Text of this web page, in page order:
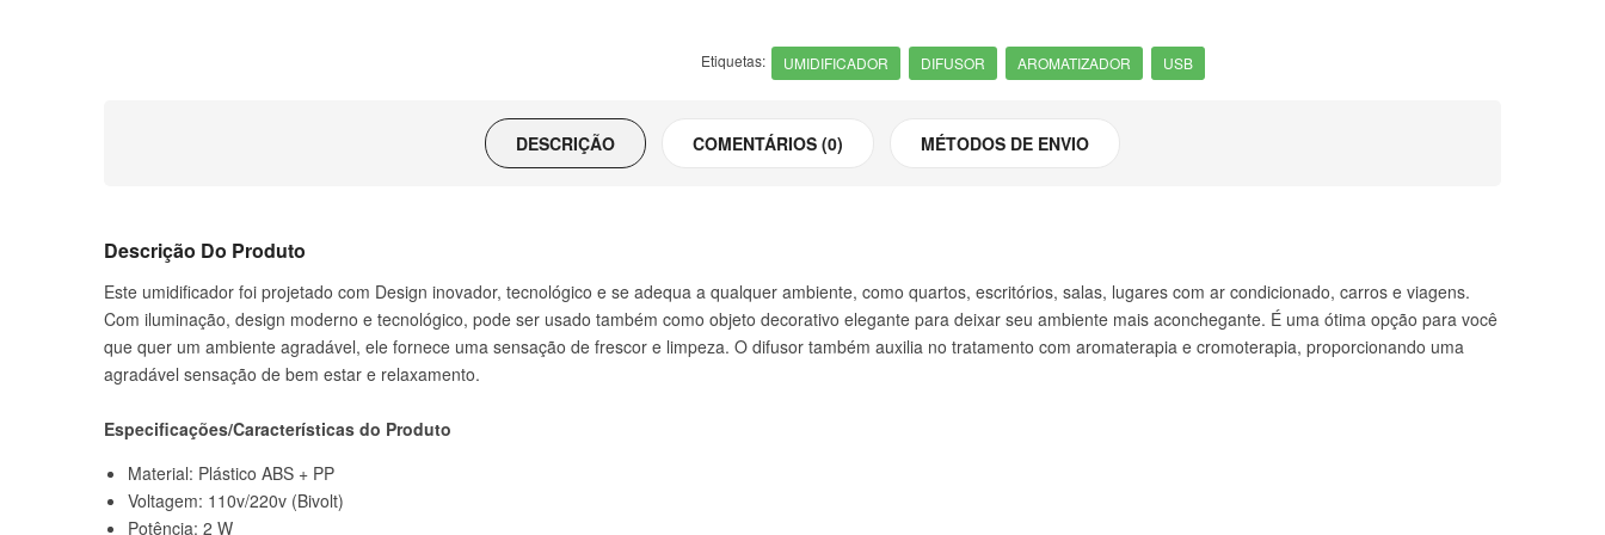
Etiquetas: UMIDIFICADOR DIFUSOR AROMATIZADOR USB
DESCRIÇÃO COMENTÁRIOS (0) MÉTODOS DE ENVIO
Descrição Do Produto
Este umidificador foi projetado com Design inovador, tecnológico e se adequa a qualquer ambiente, como quartos, escritórios, salas, lugares com ar condicionado, carros e viagens.
Com iluminação, design moderno e tecnológico, pode ser usado também como objeto decorativo elegante para deixar seu ambiente mais aconchegante. É uma ótima opção para você
que quer um ambiente agradável, ele fornece uma sensação de frescor e limpeza. O difusor também auxilia no tratamento com aromaterapia e cromoterapia, proporcionando uma
agradável sensação de bem estar e relaxamento.
Especificações/Características do Produto
Material: Plástico ABS + PP
Voltagem: 110v/220v (Bivolt)
Potência: 2 W